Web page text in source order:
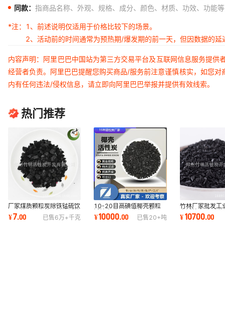
同款： 指商品名称、外观、规格、成分、颜色、材质、功效、功能
*注：
1、前述说明仅适用于价格比较下的场景。
2、活动前的时间通常为预热期/爆发期的前一天，但因数据的
内容声明：阿里巴巴中国站为第三方交易平台及互联网信息服务提
经营者负责。阿里巴巴提醒您购买商品/服务前注意谨慎核实，如您
内有任何违法/侵权信息，请立即向阿里巴巴举报并提供有效线索。
热门推荐
厂家煤质颗粒炭除铁锰硫饮
用水处理污水处理过滤活性
炭水质净化
¥7.00 已售6万+千克
10-20目高碘值椰壳颗粒
活性炭 化工污水处理降
COD果壳活性炭批发
¥10000.00 已售20+吨
竹林厂家批发工
壳活性炭 高碘值
用活性炭颗粒
¥10700.00